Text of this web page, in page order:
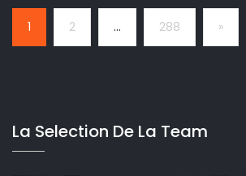
1 2 … 288 Next
»
La Selection De La Team